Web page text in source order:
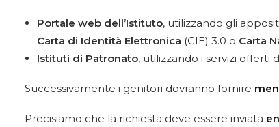
Portale web dell’Istituto, utilizzando gli
Carta di Identità Elettronica (CIE) 3.0 o Carta
Istituti di Patronato, utilizzando i servizi offerti
Successivamente i genitori dovranno fornire
Precisiamo che la richiesta deve essere inviata